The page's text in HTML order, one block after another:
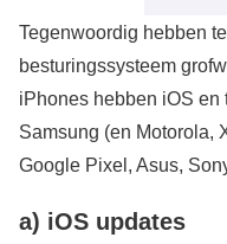
Tegenwoordig hebben
besturingssysteem
iPhones hebben iOS
Samsung (en Motorola,
Google Pixel, Asus,
a) iOS updates